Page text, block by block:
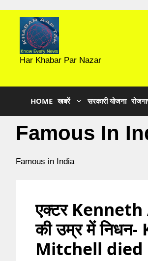
content
Har Khabar Par Nazar
HOME खबरें सरकारी योजना
Famous In
Famous in India
एक्टर
की उम्र में
Mitchell died